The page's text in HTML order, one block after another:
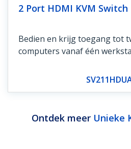
2 Port HDMI KVM Switch
Bedien en krijg toegang tot
computers vanaf één
Ontdek meer Unieke